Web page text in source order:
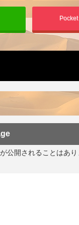
公開されることはあ